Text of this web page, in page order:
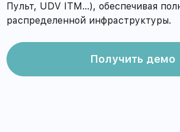
Получить демо
Пульт, UDV ITM…), обеспечивая
распределенной инфраструктуры.